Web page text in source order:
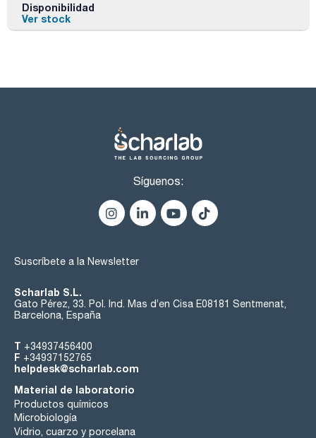
Disponibilidad
Ver stock
Síguenos:
Suscríbete a la Newsletter
Scharlab S.L.
Gato Pérez, 33. Pol. Ind. Mas d’en Cisa E08181 Sentmenat,
Barcelona, España
T +34937456400
F +34937152765
helpdesk@scharlab.com
Material de laboratorio
Productos químicos
Microbiología
Vidrio, cuarzo y porcelana